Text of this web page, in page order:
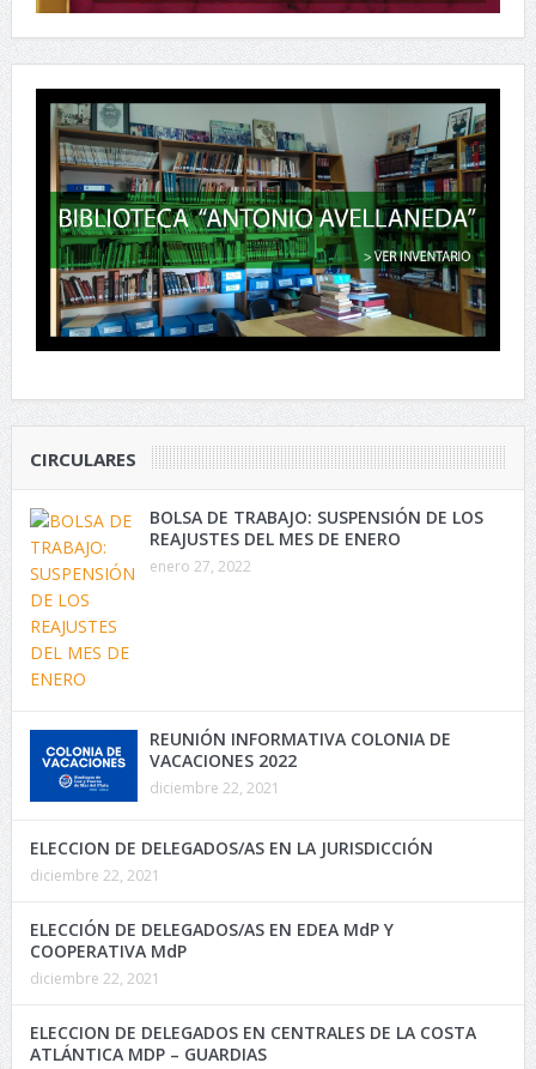
CIRCULARES
BOLSA DE TRABAJO: SUSPENSIÓN DE LOS
REAJUSTES DEL MES DE ENERO
enero 27, 2022
REUNIÓN INFORMATIVA COLONIA DE
VACACIONES 2022
diciembre 22, 2021
ELECCION DE DELEGADOS/AS EN LA JURISDICCIÓN
diciembre 22, 2021
ELECCIÓN DE DELEGADOS/AS EN EDEA MdP Y
COOPERATIVA MdP
diciembre 22, 2021
ELECCION DE DELEGADOS EN CENTRALES DE LA COSTA
ATLÁNTICA MDP – GUARDIAS